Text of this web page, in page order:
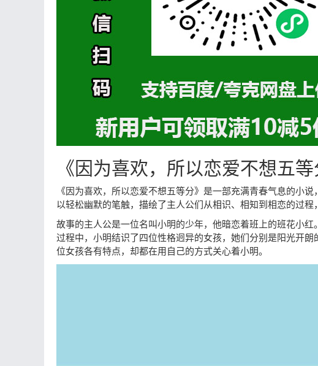
《因为喜欢，所以恋爱不想五
《因为喜欢，所以恋爱不想五等分》是一部充满青春气息的小
以轻松幽默的笔触，描绘了主人公们从相识、相知到相恋的过程
故事的主人公是一位名叫小明的少年，他暗恋着班上的班花小
过程中，小明结识了四位性格迥异的女孩，她们分别是阳光开
位女孩各有特点，却都在用自己的方式关心着小明。